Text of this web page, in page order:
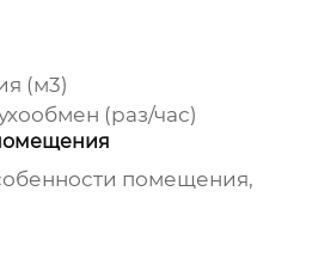
(м3)
(раз/час)
помещения,